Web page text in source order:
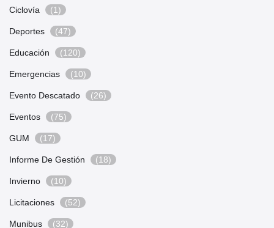
Ciclovía (1)
Deportes (47)
Educación (120)
Emergencias (10)
Evento Descatado (26)
Eventos (75)
GUM (17)
Informe De Gestión (18)
Invierno (10)
Licitaciones (52)
Munibus (32)